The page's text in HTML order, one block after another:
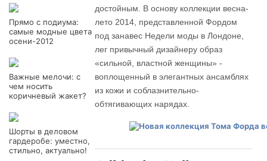
Прямо с подиума:
самые модные цвета
осени-2012
Важные мелочи: с
чем носить
коричневый жакет?
Шорты в деловом
гардеробе: уместно,
стильно, актуально!
достойным. В основу коллекции весна-
лето 2014, представленной Фордом
под занавес Недели моды в Лондоне,
лег привычный дизайнеру образ
«сильной, властной женщины» -
воплощенный в элегантных ансамблях
из кожи и соблазнительно-
обтягивающих нарядах.